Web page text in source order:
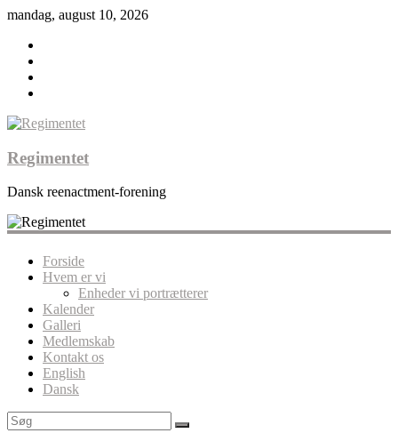
mandag, august 10, 2026
Regimentet
Dansk reenactment-forening
Forside
Hvem er vi
Enheder vi portrætterer
Kalender
Galleri
Medlemskab
Kontakt os
English
Dansk